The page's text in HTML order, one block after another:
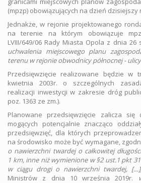
(mpzp) obowiązujących na dzień dzisiejszy
Jednakże, w rejonie projektowanego
na terenie na którym obowiązuje
LVIII/649/06 Rady Miasta Opola z dnia 26
uchwalenia miejscowego planu
terenu w rejonie obwodnicy północnej -
Przedsięwzięcie realizowane będzie
kwietnia 2003r. o szczególnych
realizacji inwestycji w zakresie dróg
poz. 1363 ze zm.).
Planowane przedsięwzięcie zalicza się
mogących potencjalnie znacząco
przedsięwzięć, dla których
na środowisko może być wymagane,
o nawierzchni twardej o całkowitej
1 km, inne niż wymienione w §2 ust.1 pkt
w ciągu drogi o nawierzchni twardej,
Ministrów z dnia 10 września 2019r.